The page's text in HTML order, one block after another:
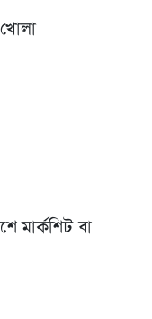
মার্কশিট বা